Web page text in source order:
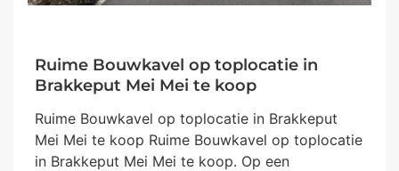
Ruime Bouwkavel op toplocatie in
Brakkeput Mei Mei te koop
Ruime Bouwkavel op toplocatie in Brakkeput
Mei Mei te koop Ruime Bouwkavel op toplocatie
in Brakkeput Mei Mei te koop. Op een